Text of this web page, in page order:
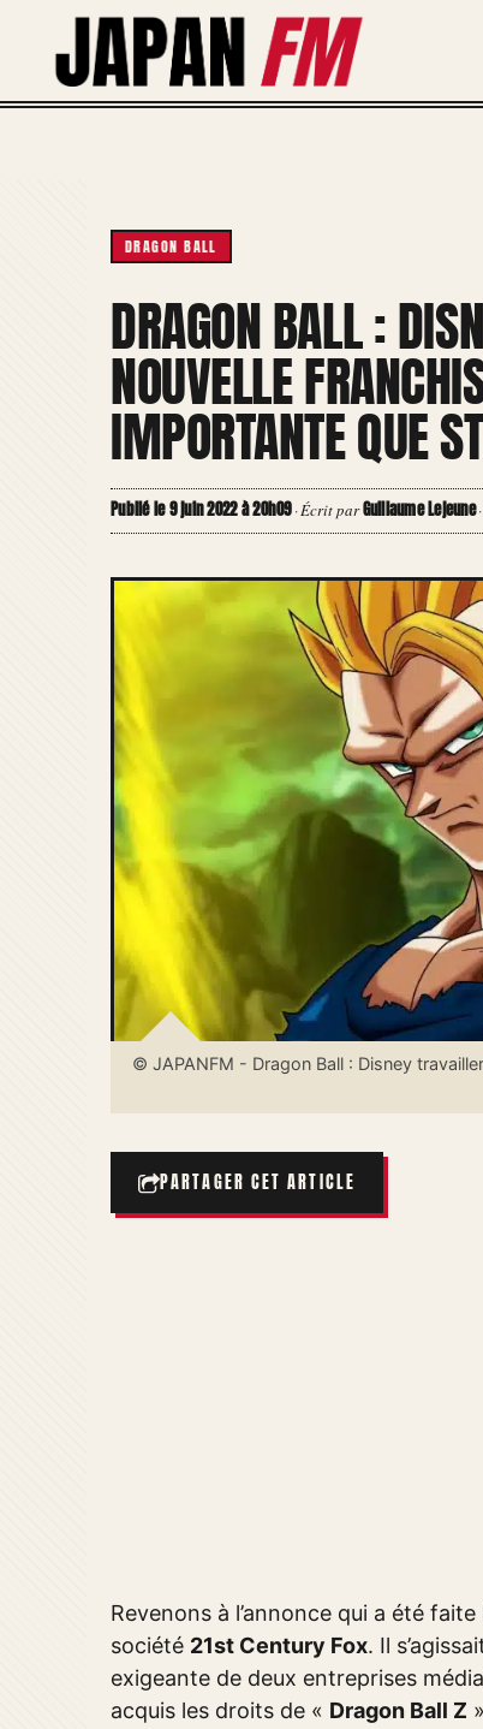
contenu
DRAGON BALL
DRAGON BALL :
NOUVELLE
IMPORTANTE QUE
Publié le 9 juin 2022 à 20h09·Écrit parGuillaume Lejeune·
© JAPANFM - Dragon Ball : Disney
PARTAGER CET ARTICLE
Revenons à l’annonce qui a été
société 21st Century Fox. Il
exigeante de deux entreprises
acquis les droits de « Dragon Ball Z